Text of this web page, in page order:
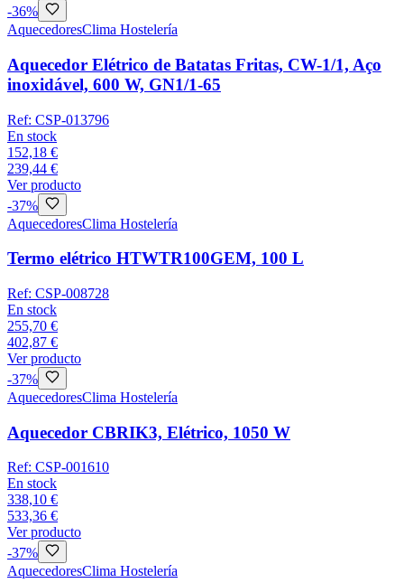
-36%
AquecedoresClima Hostelería
Aquecedor Elétrico de Batatas Fritas, CW-1/1, Aço
inoxidável, 600 W, GN1/1-65
Ref: CSP-013796
En stock
152,18 €
239,44 €
Ver producto
-37%
AquecedoresClima Hostelería
Termo elétrico HTWTR100GEM, 100 L
Ref: CSP-008728
En stock
255,70 €
402,87 €
Ver producto
-37%
AquecedoresClima Hostelería
Aquecedor CBRIK3, Elétrico, 1050 W
Ref: CSP-001610
En stock
338,10 €
533,36 €
Ver producto
-37%
AquecedoresClima Hostelería